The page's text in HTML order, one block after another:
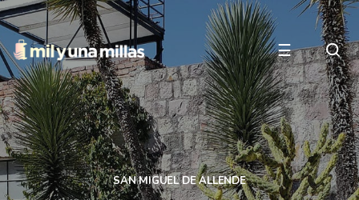
☰
SAN MIGUEL DE ALLENDE